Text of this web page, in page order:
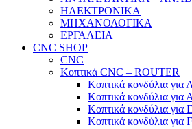
ΗΛΕΚΤΡΟΝΙΚΑ
ΜΗΧΑΝΟΛΟΓΙΚΑ
ΕΡΓΑΛΕΙΑ
CNC SHOP
CNC
Κοπτικά CNC – ROUTER
Κοπτικά κονδύλια για
Κοπτικά κονδύλια για
Κοπτικά κονδύλια για
Κοπτικά κονδύλια για